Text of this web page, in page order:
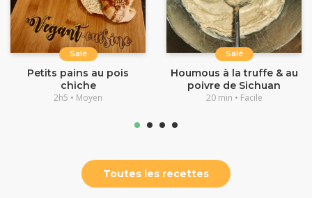
Salé
Petits pains au pois
chiche
2h5 • Moyen
Salé
Houmous à la truffe & au
poivre de Sichuan
20 min • Facile
Toutes les recettes